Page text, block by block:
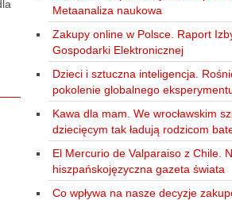
Metaanaliza naukowa
Zakupy online w Polsce. Raport
Gospodarki Elektronicznej
Dzieci i sztuczna inteligencja.
pokolenie globalnego
Kawa dla mam. We wrocławskim
dziecięcym tak ładują rodzicom
El Mercurio de Valparaiso z Chile.
hiszpańskojęzyczna gazeta świata
Co wpływa na nasze decyzje